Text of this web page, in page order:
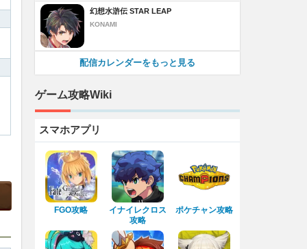
幻想水滸伝 STAR LEAP
KONAMI
配信カレンダーをもっと見る
ゲーム攻略Wiki
スマホアプリ
FGO攻略
イナイレクロス
攻略
ポケチャン攻略